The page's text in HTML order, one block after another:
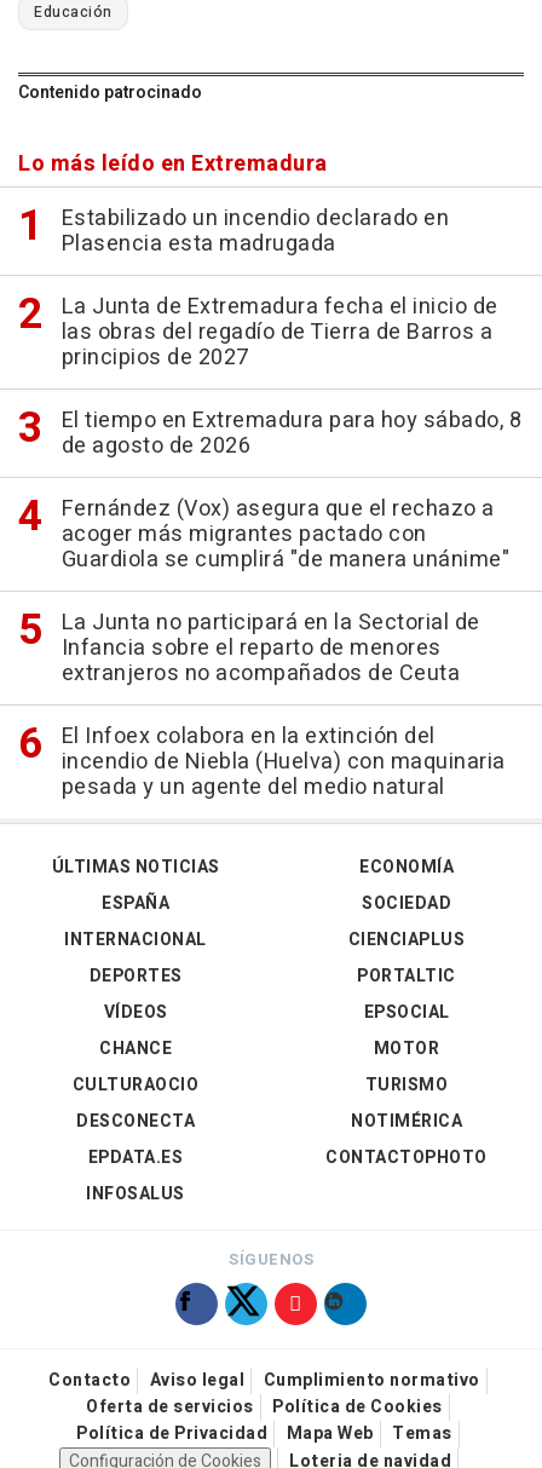
Educación
Contenido patrocinado
Lo más leído en Extremadura
Estabilizado un incendio declarado en
Plasencia esta madrugada
La Junta de Extremadura fecha el inicio de
las obras del regadío de Tierra de Barros a
principios de 2027
El tiempo en Extremadura para hoy sábado, 8
de agosto de 2026
Fernández (Vox) asegura que el rechazo a
acoger más migrantes pactado con
Guardiola se cumplirá "de manera unánime"
La Junta no participará en la Sectorial de
Infancia sobre el reparto de menores
extranjeros no acompañados de Ceuta
El Infoex colabora en la extinción del
incendio de Niebla (Huelva) con maquinaria
pesada y un agente del medio natural
ÚLTIMAS NOTICIAS
ESPAÑA
INTERNACIONAL
DEPORTES
VÍDEOS
ECONOMÍA
SOCIEDAD
CIENCIAPLUS
PORTALTIC
EPSOCIAL
CHANCE
CULTURAOCIO
DESCONECTA
EPDATA.ES
INFOSALUS
MOTOR
TURISMO
NOTIMÉRICA
CONTACTOPHOTO
SÍGUENOS
Contacto Aviso legal
Cumplimiento normativo
Oferta de servicios
Política de Cookies
Política de Privacidad
Mapa Web
Temas
Configuración de Cookies
Loteria de navidad